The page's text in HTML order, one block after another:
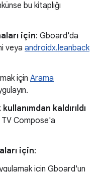
bu kitaplığı
için: Gboard'da
veya androidx.leanback
için Arama
kaldırıldı
Compose'a
için:
için Gboard'un